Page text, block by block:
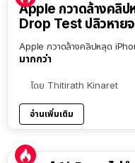
Apple กวาดล้างคลิ
Drop Test ปลิวหายจ
Apple กวาดล้างคลิปหลุด
มากกว่า
โดย Thitirath Kinaret
อ่านเพิ่มเติม